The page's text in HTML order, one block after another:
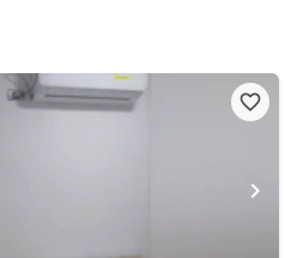
favorite_border
chevron_right